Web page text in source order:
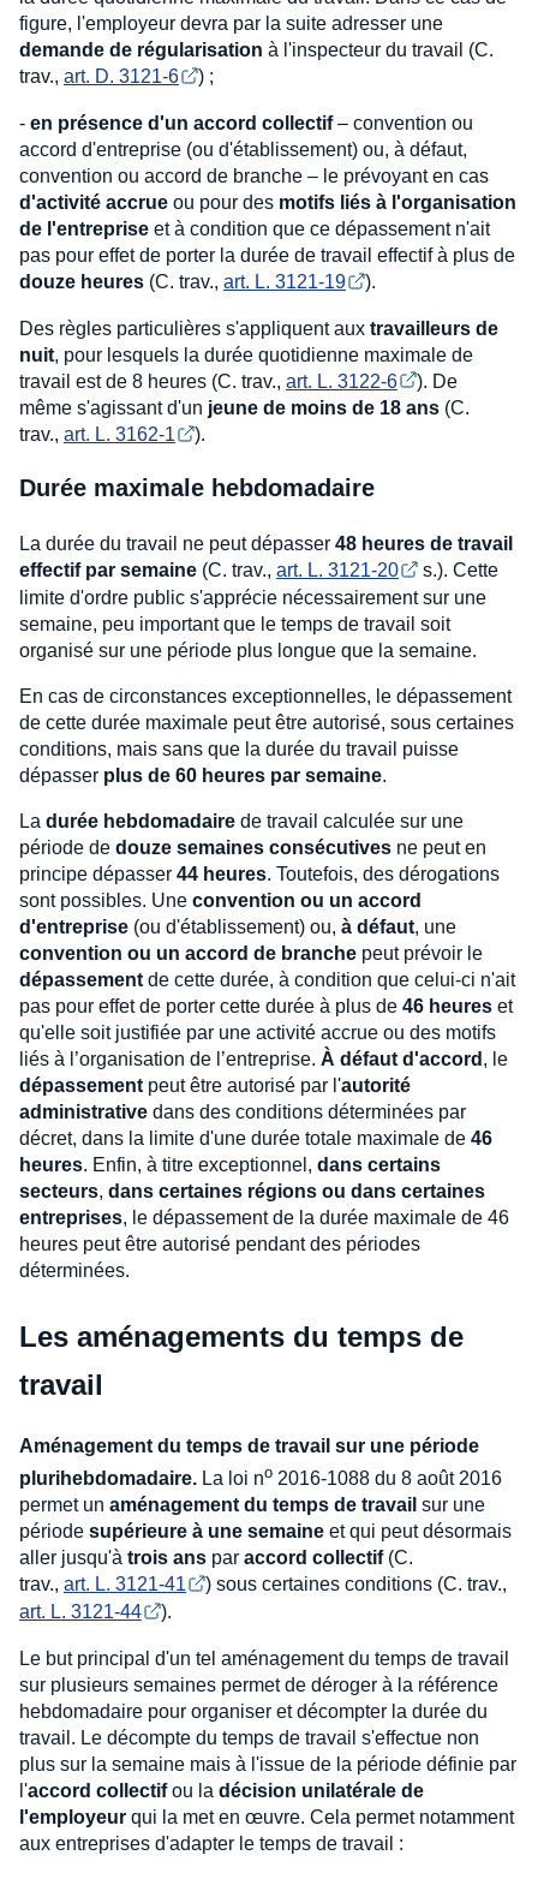
figure, l'employeur devra par la suite adresser une
demande de régularisation à l'inspecteur du travail (C.
trav., art. D. 3121-6 ) ;
- en présence d'un accord collectif– convention ou
accord d'entreprise (ou d'établissement) ou, à défaut,
convention ou accord de branche – le prévoyant en cas
d'activité accrue ou pour des motifs liés à l'organisation
de l'entreprise et à condition que ce dépassement n'ait
pas pour effet de porter la durée de travail effectif à plus de
douze heures (C. trav., art. L. 3121-19 ).
Des règles particulières s'appliquent aux travailleurs de
nuit, pour lesquels la durée quotidienne maximale de
travail est de 8 heures (C. trav., art. L. 3122-6
). De
même s'agissant d'un jeune de moins de 18 ans (C.
trav., art. L. 3162-1 ).
Durée maximale hebdomadaire
La durée du travail ne peut dépasser 48 heures de travail
effectif par semaine (C. trav., art. L. 3121-20
s.). Cette
limite d'ordre public s'apprécie nécessairement sur une
semaine, peu important que le temps de travail soit
organisé sur une période plus longue que la semaine.
En cas de circonstances exceptionnelles, le dépassement
de cette durée maximale peut être autorisé, sous certaines
conditions, mais sans que la durée du travail puisse
dépasser plus de 60 heures par semaine.
La durée hebdomadaire de travail calculée sur une
période de douze semaines consécutives ne peut en
principe dépasser 44 heures. Toutefois, des dérogations
sont possibles. Une convention ou un accord
d'entreprise (ou d'établissement) ou, à défaut, une
convention ou un accord de branche peut prévoir le
dépassement de cette durée, à condition que celui-ci n'ait
pas pour effet de porter cette durée à plus de 46 heures et
qu'elle soit justifiée par une activité accrue ou des motifs
liés à l’organisation de l’entreprise. À défaut d'accord , le
dépassement peut être autorisé par l'autorité
administrative dans des conditions déterminées par
décret, dans la limite d'une durée totale maximale de 46
heures. Enfin, à titre exceptionnel, dans certains
secteurs, dans certaines régions ou dans certaines
entreprises, le dépassement de la durée maximale de 46
heures peut être autorisé pendant des périodes
déterminées.
Les aménagements du temps de
travail
Aménagement du temps de travail sur une période
plurihebdomadaire. La loi no 2016-1088 du 8 août 2016
permet un aménagement du temps de travail sur une
période supérieure à une semaine et qui peut désormais
aller jusqu'à trois ans par accord collectif(C.
trav., art. L. 3121-41
) sous certaines conditions (C. trav.,
art. L. 3121-44
).
Le but principal d'un tel aménagement du temps de travail
sur plusieurs semaines permet de déroger à la référence
hebdomadaire pour organiser et décompter la durée du
travail. Le décompte du temps de travail s'effectue non
plus sur la semaine mais à l'issue de la période définie par
l'accord collectifou la décision unilatérale de
l'employeur qui la met en œuvre. Cela permet notamment
aux entreprises d'adapter le temps de travail :